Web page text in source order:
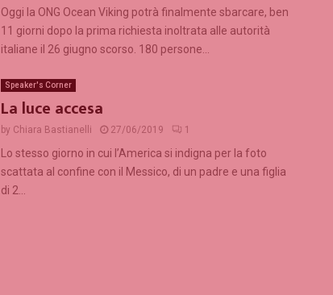
Oggi la ONG Ocean Viking potrà finalmente sbarcare, ben
11 giorni dopo la prima richiesta inoltrata alle autorità
italiane il 26 giugno scorso. 180 persone...
Speaker's Corner
La luce accesa
by Chiara Bastianelli 27/06/2019 1
Lo stesso giorno in cui l’America si indigna per la foto
scattata al confine con il Messico, di un padre e una figlia
di 2...